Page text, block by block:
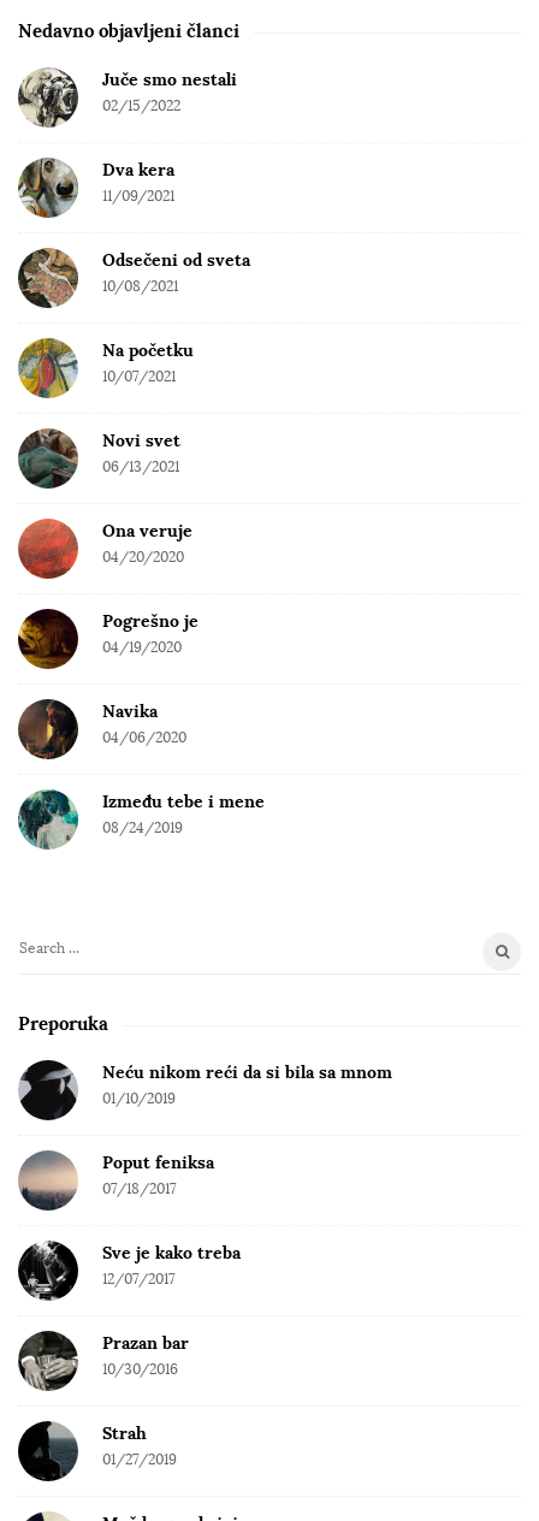
e
a
r
Nedavno objavljeni članci
Juče smo nestali
02/15/2022
Dva kera
11/09/2021
Odsečeni od sveta
10/08/2021
Na početku
10/07/2021
Novi svet
06/13/2021
Ona veruje
04/20/2020
Pogrešno je
04/19/2020
Navika
04/06/2020
Između tebe i mene
08/24/2019
S
a
c
h
r
Preporuka
Neću nikom reći da si bila sa mnom
01/10/2019
Poput feniksa
07/18/2017
Sve je kako treba
12/07/2017
Prazan bar
10/30/2016
Strah
01/27/2019